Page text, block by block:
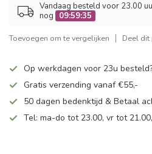
Vandaag besteld voor 23.00
nog
09:59:34
Toevoegen om te vergelijken Deel
Op werkdagen voor 23u
Gratis verzending vanaf €55,-
50 dagen bedenktijd & Betaal
Tel: ma-do tot 23.00, vr tot